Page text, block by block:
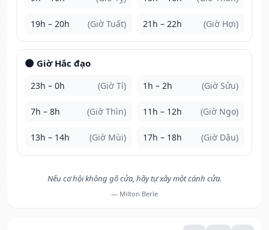
19h – 20h (Giờ Tuất) 21h – 22h (Giờ Hợi)
🌑 Giờ Hắc đạo
23h – 0h (Giờ Tí) 1h – 2h (Giờ Sửu)
7h – 8h (Giờ Thìn) 11h – 12h (Giờ Ngọ)
13h – 14h (Giờ Mùi) 17h – 18h (Giờ Dậu)
Nếu cơ hội không gõ cửa, hãy tự xây một cánh cửa.
— Milton Berle